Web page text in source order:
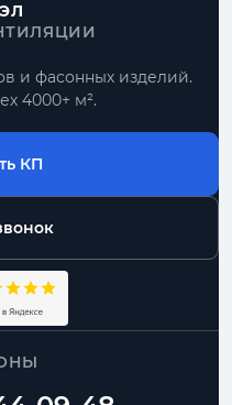
и фасонных изделий.
4000+ м².
КП